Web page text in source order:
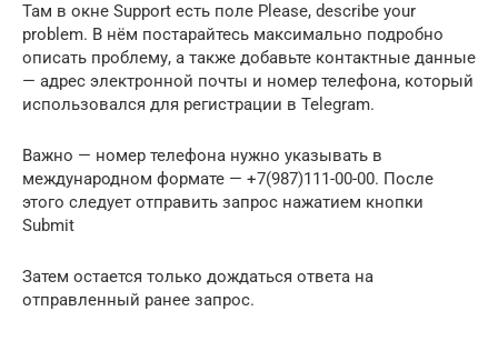
Там в окне Support есть поле Please, describe your
problem. В нём постарайтесь максимально подробно
описать проблему, а также добавьте контактные данные
— адрес электронной почты и номер телефона, который
использовался для регистрации в Telegram.
Важно — номер телефона нужно указывать в
международном формате — +7(987)111-00-00. После
этого следует отправить запрос нажатием кнопки
Submit
Затем остается только дождаться ответа на
отправленный ранее запрос.